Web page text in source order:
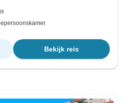
Bekijk reis